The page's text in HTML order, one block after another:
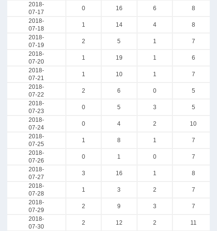
2018-
07-17
0 16 6
8
2018-
07-18
1 14 4
8
2018-
07-19
2 5 1
7
2018-
07-20
1 19 1
6
2018-
07-21
1 10 1
7
2018-
07-22
2 6 0
5
2018-
07-23
0 5 3
5
2018-
07-24
0 4 2
10
2018-
07-25
1 8 1
7
2018-
07-26
0 1 0
7
2018-
07-27
3 16 1
8
2018-
07-28
1 3 2
7
2018-
07-29
2 9 3
7
2018-
07-30
2 12 2
11